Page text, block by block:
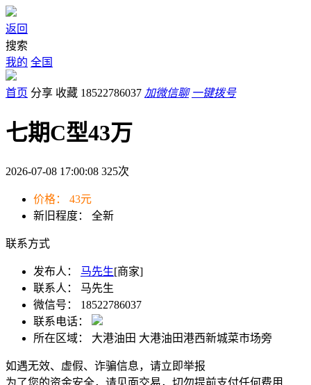
返回
搜索
我的 全国
首页 分享 收藏 18522786037 加微信聊 一键拨号
七期C型43万
2026-07-08 17:00:08 325次
价格：
43元
新旧程度：
全新
联系方式
发布人： 马先生[商家]
联系人：
马先生
微信号：
18522786037
联系电话：
所在区域：
大港油田 大港油田港西新城菜市场旁
如遇无效、虚假、诈骗信息，请立即举报
为了您的资金安全，请见面交易，切勿提前支付任何费用